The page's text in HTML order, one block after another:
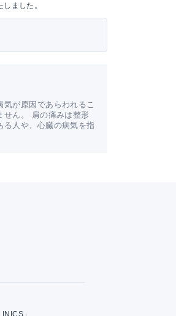
ました。
が原因であらわれるこ
せん。 肩の痛みは整形
人や、心臓の病気を指
」